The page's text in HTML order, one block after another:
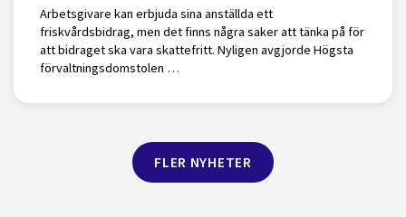
Arbetsgivare kan erbjuda sina anställda ett
friskvårdsbidrag, men det finns några saker att tänka på för
att bidraget ska vara skattefritt. Nyligen avgjorde Högsta
förvaltningsdomstolen …
FLER NYHETER